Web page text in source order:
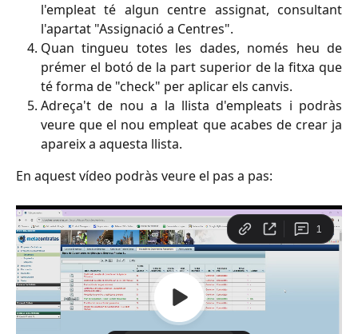
l'empleat té algun centre assignat, consultant
l'apartat "Assignació a Centres".
Quan tingueu totes les dades, només heu de
prémer el botó de la part superior de la fitxa que
té forma de "check" per aplicar els canvis.
Adreça't de nou a la llista d'empleats i podràs
veure que el nou empleat que acabes de crear ja
apareix a aquesta llista.
En aquest vídeo podràs veure el pas a pas: